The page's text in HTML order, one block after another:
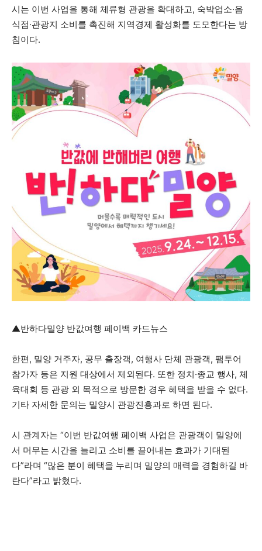
시는 이번 사업을 통해 체류형 관광을 확대하고, 숙박업소·음
식점·관광지 소비를 촉진해 지역경제 활성화를 도모한다는 방
침이다.
▲반하다밀양 반값여행 페이백 카드뉴스
한편, 밀양 거주자, 공무 출장객, 여행사 단체 관광객, 팸투어
참가자 등은 지원 대상에서 제외된다. 또한 정치·종교 행사, 체
육대회 등 관광 외 목적으로 방문한 경우 혜택을 받을 수 없다.
기타 자세한 문의는 밀양시 관광진흥과로 하면 된다.
시 관계자는 “이번 반값여행 페이백 사업은 관광객이 밀양에
서 머무는 시간을 늘리고 소비를 끌어내는 효과가 기대된
다”라며 “많은 분이 혜택을 누리며 밀양의 매력을 경험하길 바
란다”라고 밝혔다.